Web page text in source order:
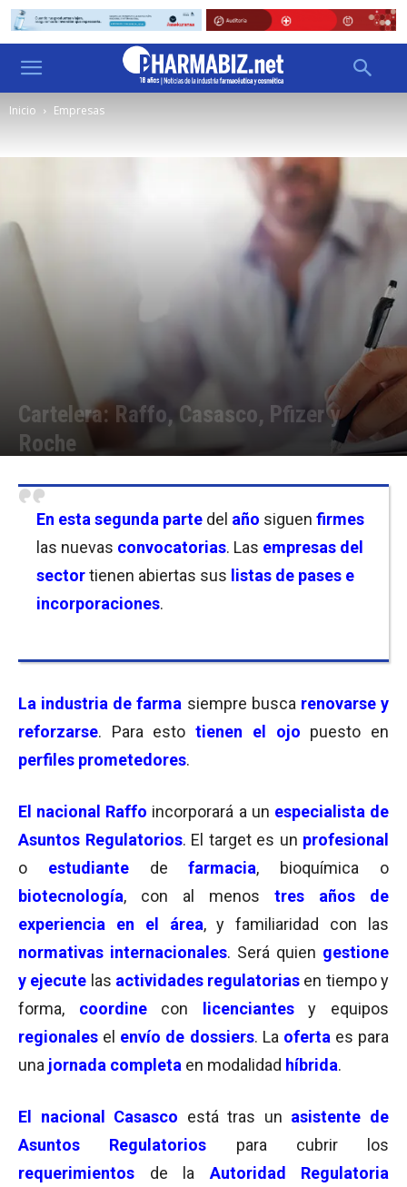
Inicio Empresas
Cartelera: Raffo, Casasco, Pfizer y
Roche
En esta segunda parte del año siguen firmes
las nuevas convocatorias. Las empresas del
sectortienen abiertas sus listas de pases e
incorporaciones.
La industria de farma siempre busca renovarse y
reforzarse. Para estotienen el ojo puesto en
perfiles prometedores.
El nacional Raffo incorporará a un especialista de
Asuntos Regulatorios. El target es un profesional
o estudiantedefarmacia, bioquímica o
biotecnología, con al menos tres años de
experiencia en el área, y familiaridad con las
normativas internacionales. Será quien gestione
y ejecute las actividades regulatorias en tiempo y
forma, coordinecon licenciantes
y equipos
regionales el envío de dossiers. La oferta es para
una jornada completa en modalidad híbrida.
El nacional Casasco está tras un asistente de
Asuntos Regulatorios
para cubrir los
requerimientos de la Autoridad Regulatoria